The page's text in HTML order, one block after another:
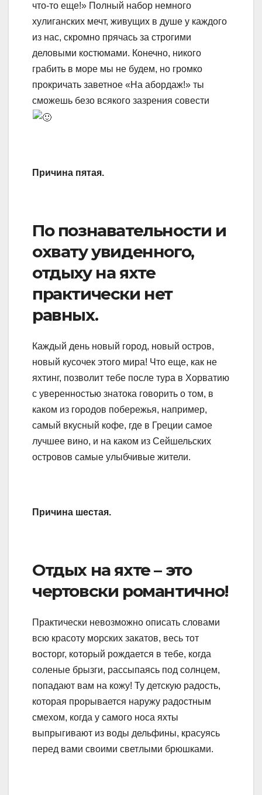
что-то еще!» Полный набор немного
хулиганских мечт, живущих в душе у каждого
из нас, скромно прячась за строгими
деловыми костюмами. Конечно, никого
грабить в море мы не будем, но громко
прокричать заветное «На абордаж!» ты
сможешь безо всякого зазрения совести
Причина пятая.
По познавательности и
охвату увиденного,
отдыху на яхте
практически нет
равных.
Каждый день новый город, новый остров,
новый кусочек этого мира! Что еще, как не
яхтинг, позволит тебе после тура в Хорватию
с уверенностью знатока говорить о том, в
каком из городов побережья, например,
самый вкусный кофе, где в Греции самое
лучшее вино, и на каком из Сейшельских
островов самые улыбчивые жители.
Причина шестая.
Отдых на яхте – это
чертовски романтично!
Практически невозможно описать словами
всю красоту морских закатов, весь тот
восторг, который рождается в тебе, когда
соленые брызги, рассыпаясь под солнцем,
попадают вам на кожу! Ту детскую радость,
которая прорывается наружу радостным
смехом, когда у самого носа яхты
выпрыгивают из воды дельфины, красуясь
перед вами своими светлыми брюшками.